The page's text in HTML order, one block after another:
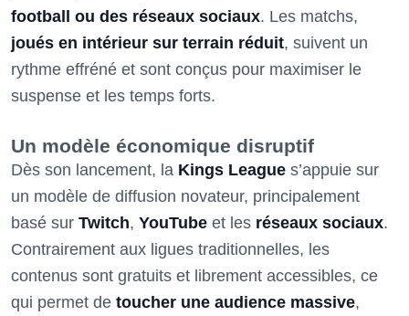
football ou des réseaux sociaux. Les matchs,
joués en intérieur sur terrain réduit, suivent un
rythme effréné et sont conçus pour maximiser le
suspense et les temps forts.
Un modèle économique disruptif
Dès son lancement, la Kings League s’appuie sur
un modèle de diffusion novateur, principalement
basé sur Twitch, YouTube et les réseaux sociaux.
Contrairement aux ligues traditionnelles, les
contenus sont gratuits et librement accessibles, ce
qui permet de toucher une audience massive,